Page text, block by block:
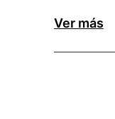
Ver más